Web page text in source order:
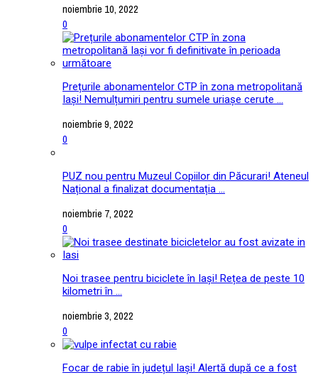
noiembrie 10, 2022
0
Prețurile abonamentelor CTP în zona metropolitană
Iași! Nemulțumiri pentru sumele uriașe cerute ...
noiembrie 9, 2022
0
PUZ nou pentru Muzeul Copiilor din Păcurari! Ateneul
Național a finalizat documentația ...
noiembrie 7, 2022
0
Noi trasee pentru biciclete în Iași! Rețea de peste 10
kilometri în ...
noiembrie 3, 2022
0
Focar de rabie în județul Iași! Alertă după ce a fost